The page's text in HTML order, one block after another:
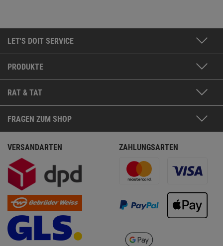
LET'S DOIT SERVICE
PRODUKTE
RAT & TAT
FRAGEN ZUM SHOP
VERSANDARTEN ZAHLUNGSARTEN